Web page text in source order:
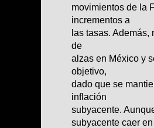
movimientos de la
incrementos a
las tasas. Además,
de
alzas en México y
objetivo,
dado que se
inflación
subyacente.
subyacente caer